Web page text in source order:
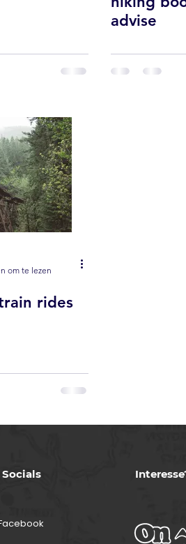
advise
om te lezen
rides
Socials